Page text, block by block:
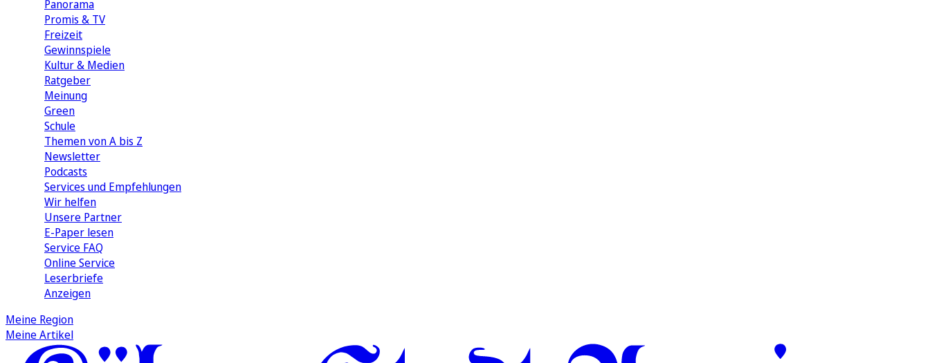
Panorama
Promis & TV
Freizeit
Gewinnspiele
Kultur & Medien
Ratgeber
Meinung
Green
Schule
Themen von A bis Z
Newsletter
Podcasts
Services und Empfehlungen
Wir helfen
Unsere Partner
E-Paper lesen
Service FAQ
Online Service
Leserbriefe
Anzeigen
Meine Region
Meine Artikel